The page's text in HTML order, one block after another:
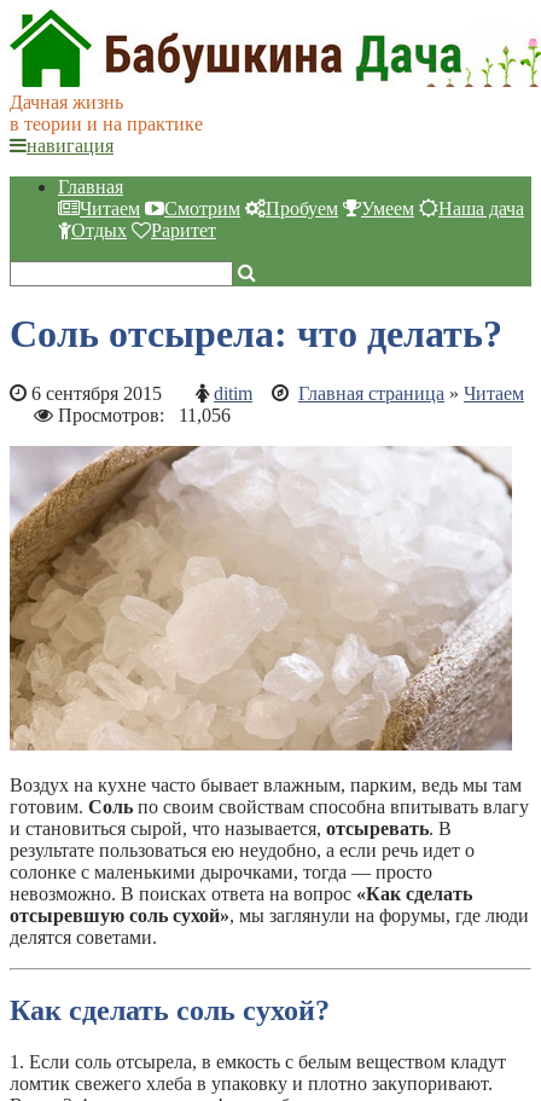
Дачная жизнь
в теории и на практике
навигация
Главная
Читаем
Смотрим Пробуем Умеем
Наша дача
Отдых
Раритет
Соль отсырела: что делать?
6 сентября 2015 ditim Главная страница » Читаем
Просмотров: 11,056
Воздух на кухне часто бывает влажным, парким, ведь мы там
готовим. Соль по своим свойствам способна впитывать влагу
и становиться сырой, что называется, отсыревать. В
результате пользоваться ею неудобно, а если речь идет о
солонке с маленькими дырочками, тогда — просто
невозможно. В поисках ответа на вопрос «Как сделать
отсыревшую соль сухой», мы заглянули на форумы, где люди
делятся советами.
Как сделать соль сухой?
1. Если соль отсырела, в емкость с белым веществом кладут
ломтик свежего хлеба в упаковку и плотно закупоривают.